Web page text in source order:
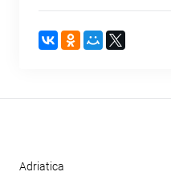
Adriatica